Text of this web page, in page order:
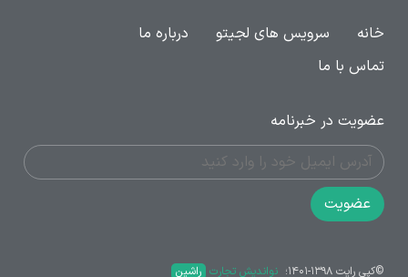
خانه سرویس های لجیتو
درباره ما
تماس با ما
عضویت در خبرنامه
عضویت
©کپی رایت ۱۳۹۸-۱۴۰۱؛ ‌ نواندیش تجارت راشین